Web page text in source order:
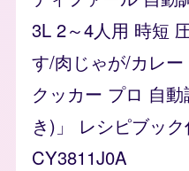
3L 2～4人用 時短
す/肉じゃが/カレー
クッカー プロ 自
き)」 レシピブッ
CY3811J0A